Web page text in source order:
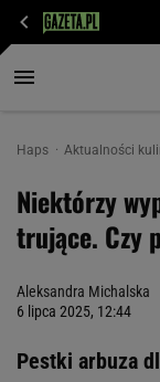
Haps Aktualności
Niektórzy
trujące. Czy
Aleksandra Michalska
6 lipca 2025, 12:44
Pestki arbuza